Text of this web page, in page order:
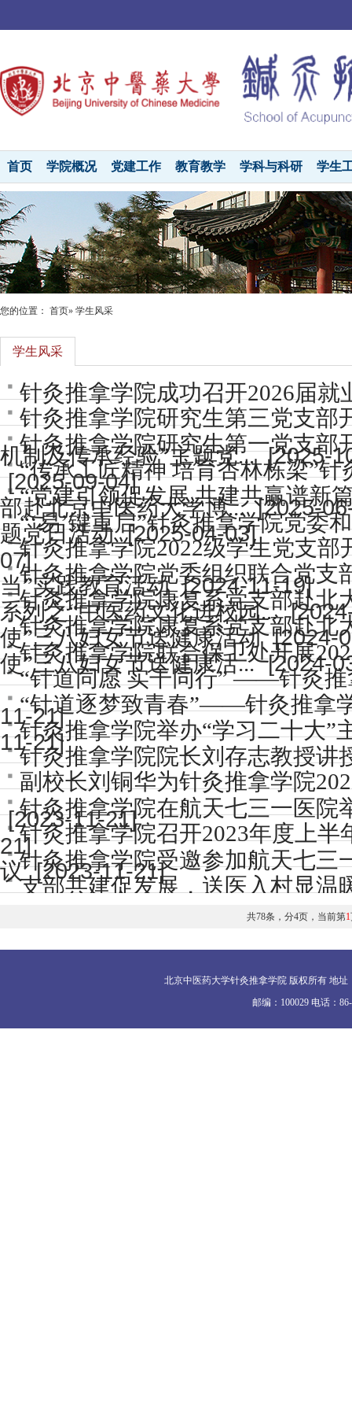
首页 学院概况 党建工作 教育教学 学科与科研 学生
您的位置： 首页» 学生风采
学生风采
针灸推拿学院成功召开2026届就
针灸推拿学院研究生第三党支部
机制及传承经验”主题党... [2025-
针灸推拿学院研究生第一党支部
[2025-09-04]
“传承工匠精神 培育杏林栋梁”
部赴北京中医药大学博... [2025-
“党建引领促发展,共建共赢谱新
题党日活动 [2025-04-03]
“‘易’键重启”针灸推拿学院党委
07]针灸推拿学院2022级学生党支
当”实践教育活动 [2024-11-19]
针灸推拿学院党委组织联合党支
系列之“中医药文化进校园...
针灸推拿学院康复系党支部赴北
使”三八妇女节送健康活动 [2024-
针灸推拿学院康复系党支部赴北
使”三八妇女节送健康活... [2024-
针灸推拿学院联合保卫处开展
“针道同愿 实干同行” ——针灸
11-21]
“针道逐梦致青春”——针灸推拿
11-21]
针灸推拿学院举办“学习二十大”
针灸推拿学院院长刘存志教授讲
副校长刘铜华为针灸推拿学院
[2023-11-21]
针灸推拿学院在航天七三一医院
21]针灸推拿学院召开2023年度上
议 [2023-11-21]
针灸推拿学院受邀参加航天七三
支部共建促发展，送医入村显温
共78条，分4页，当前第1
北京中医药大学针灸推拿学院 版权所有 地
邮编：100029 电话：86-